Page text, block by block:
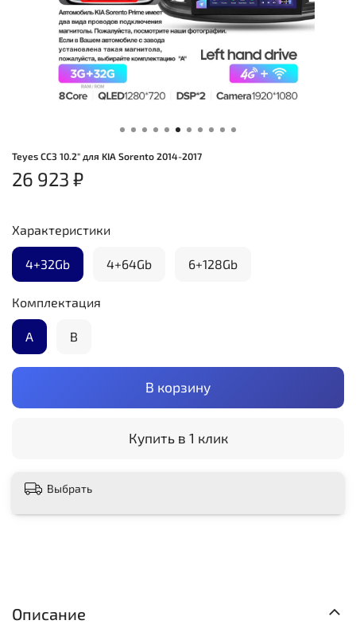
Teyes CC3 10.2" для KIA Sorento 2014-2017
26 923 ₽
В корзину
Купить в 1 клик
Характеристики
4+32Gb 4+64Gb 6+128Gb
Комплектация
А B
Выбрать
Описание